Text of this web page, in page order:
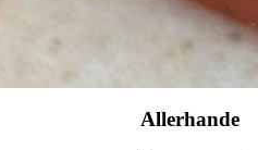
Allerhande